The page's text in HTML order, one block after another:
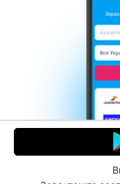
Контакти
© 2006–2026